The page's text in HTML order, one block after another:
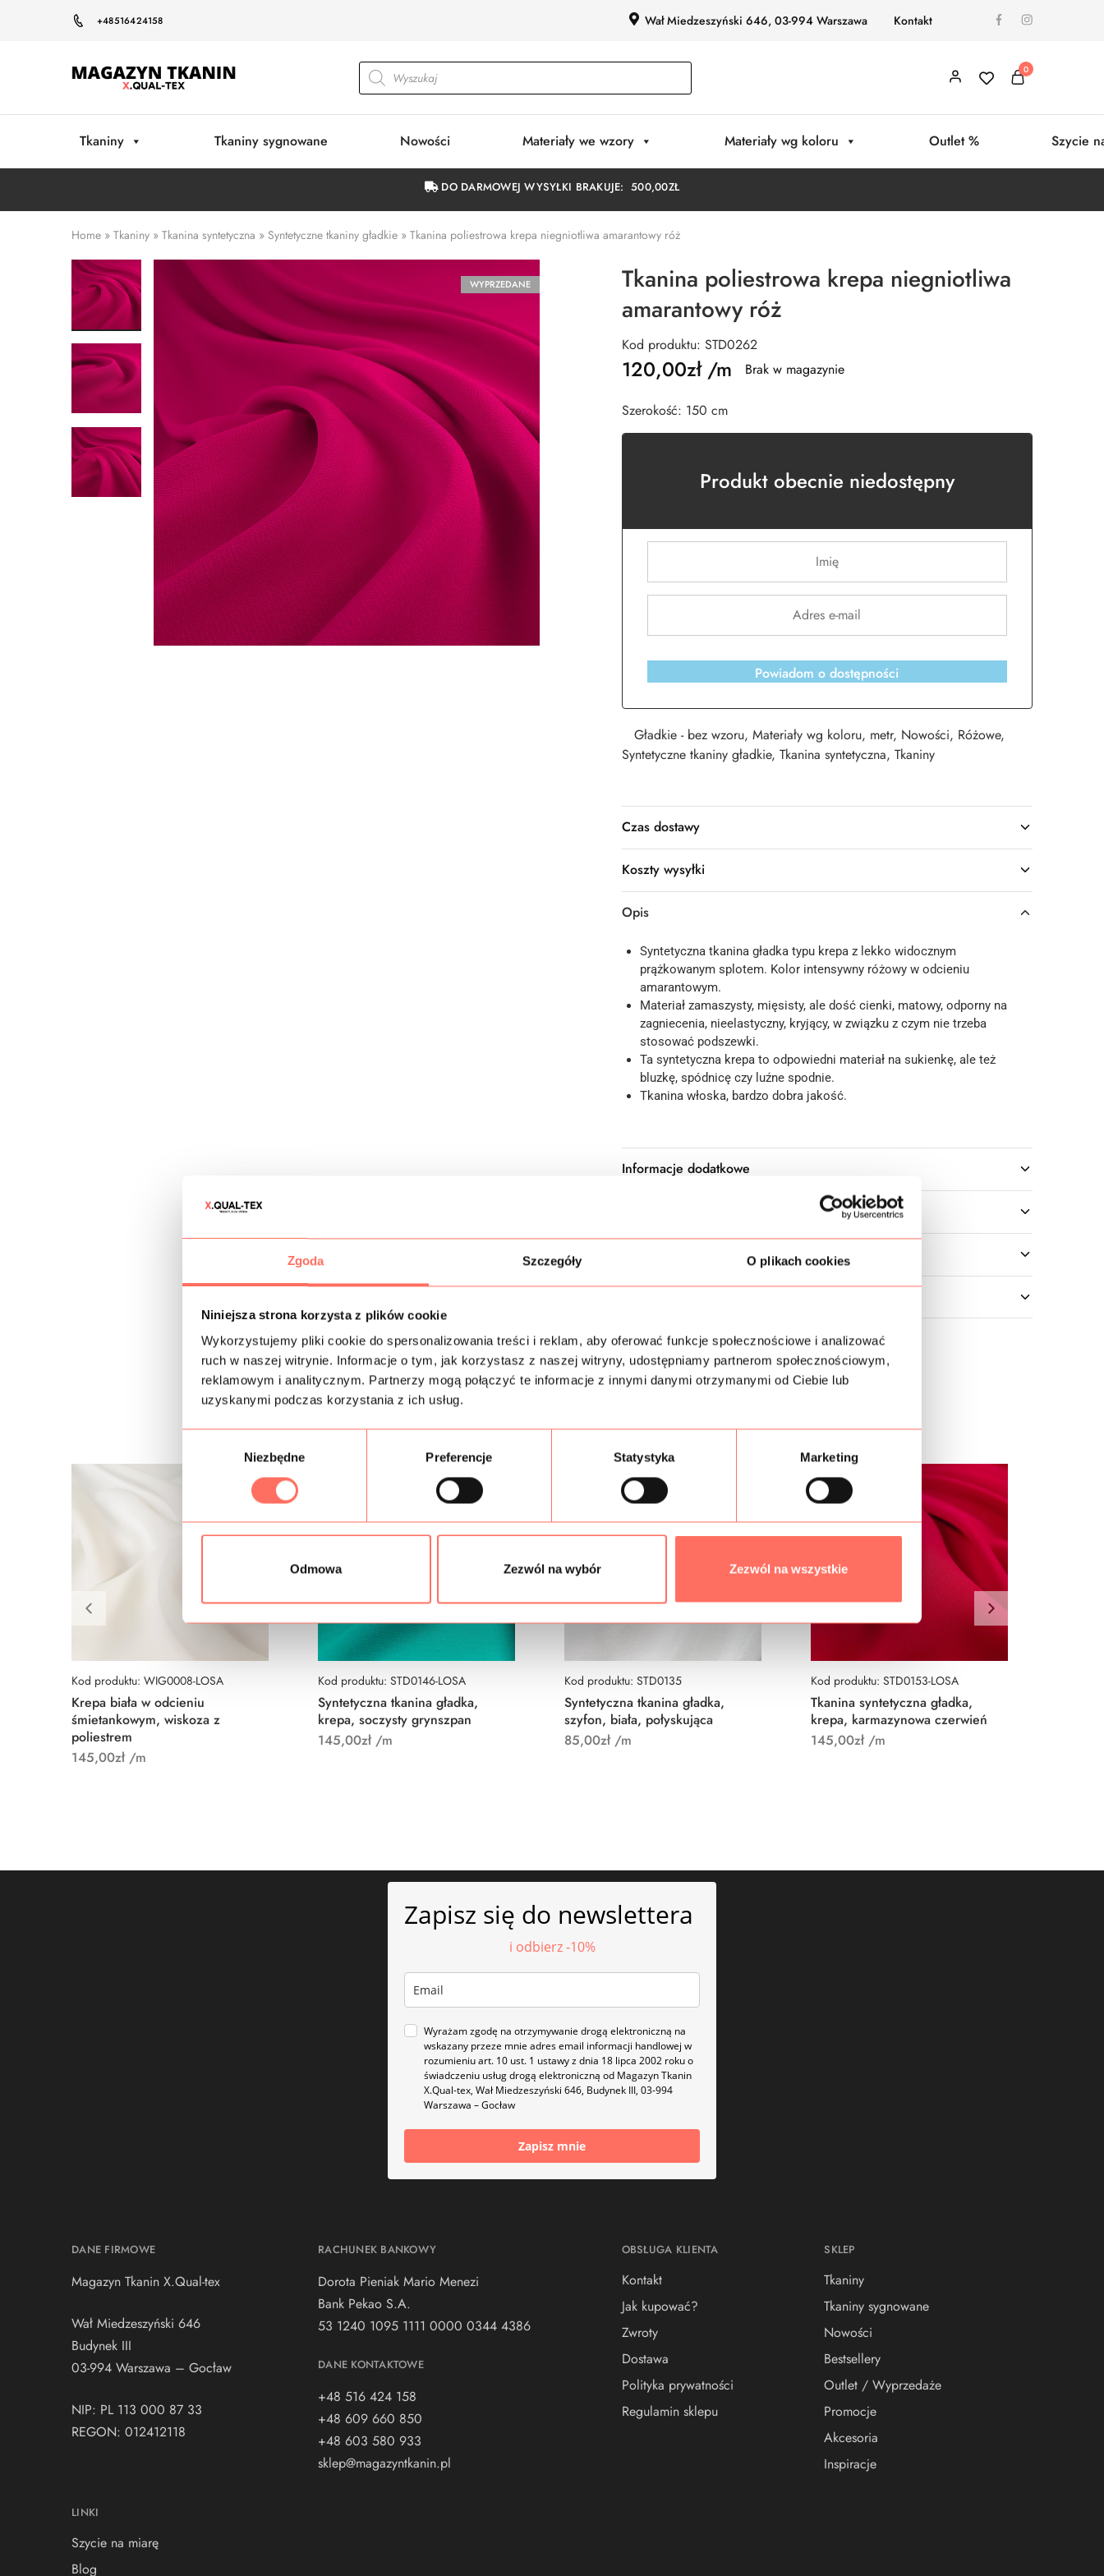
Zgoda Szczegóły O plikach cookies
Niniejsza strona korzysta z plików cookie
Wykorzystujemy pliki cookie do spersonalizowania treści i reklam, aby oferować funkcje społecznościowe i analizować
ruch w naszej witrynie. Informacje o tym, jak korzystasz z naszej witryny, udostępniamy partnerom społecznościowym,
reklamowym i analitycznym. Partnerzy mogą połączyć te informacje z innymi danymi otrzymanymi od Ciebie lub
uzyskanymi podczas korzystania z ich usług.
Niezbędne Preferencje Statystyka Marketing
Odmowa Zezwól na wybór Zezwól na wszystkie
+48516424158 Wał Miedzeszyński 646, 03-994 Warszawa Kontakt
Magazyn
0
Tkaniny Tkaniny sygnowane Nowości Materiały we wzory Materiały wg koloru Outlet % Szycie
DO DARMOWEJ WYSYŁKI BRAKUJE:500,00ZŁ
Home » Tkaniny » Tkanina syntetyczna » Syntetyczne tkaniny gładkie » Tkanina poliestrowa krepa niegniotliwa amarantowy róż
WYPRZEDANE
Tkanina poliestrowa krepa niegniotliwa
amarantowy róż
Kod produktu: STD0262
120,00zł/m Brak w magazynie
Szerokość: 150 cm
Produkt obecnie niedostępny
Powiadom o dostępności
Gładkie - bez wzoru, Materiały wg koloru, metr, Nowości, Różowe,
Syntetyczne tkaniny gładkie, Tkanina syntetyczna, Tkaniny
Czas dostawy
Koszty wysyłki
Opis
Syntetyczna tkanina gładka typu krepa z lekko widocznym
prążkowanym splotem. Kolor intensywny różowy w odcieniu
amarantowym.
Materiał zamaszysty, mięsisty, ale dość cienki, matowy, odporny na
zagniecenia, nieelastyczny, kryjący, w związku z czym nie trzeba
stosować podszewki.
Ta syntetyczna krepa to odpowiedni materiał na sukienkę, ale też
bluzkę, spódnicę czy luźne spodnie.
Tkanina włoska, bardzo dobra jakość.
Informacje dodatkowe
Podobne produkty
Kod produktu: WIG0008-LOSA
Krepa biała w odcieniu
śmietankowym, wiskoza z
poliestrem
145,00zł/m
Kod produktu: STD0146-LOSA
Syntetyczna tkanina gładka,
krepa, soczysty grynszpan
145,00zł/m
Kod produktu: STD0135
Syntetyczna tkanina gładka,
szyfon, biała, połyskująca
85,00zł/m
Kod produktu: STD0153-LOSA
Tkanina syntetyczna gładka,
krepa, karmazynowa czerwień
145,00zł/m
Zapisz się do newslettera
i odbierz -10%
Wyrażam zgodę na otrzymywanie drogą elektroniczną na
wskazany przeze mnie adres email informacji handlowej w
rozumieniu art. 10 ust. 1 ustawy z dnia 18 lipca 2002 roku o
świadczeniu usług drogą elektroniczną od Magazyn Tkanin
X.Qual-tex, Wał Miedzeszyński 646, Budynek III, 03-994
Warszawa – Gocław
Zapisz mnie
DANE FIRMOWE
Magazyn Tkanin X.Qual-tex
Wał Miedzeszyński 646
Budynek III
03-994 Warszawa – Gocław
NIP: PL 113 000 87 33
REGON: 012412118
LINKI
Szycie na miarę
Blog
RACHUNEK BANKOWY
Dorota Pieniak Mario Menezi
Bank Pekao S.A.
53 1240 1095 1111 0000 0344 4386
DANE KONTAKTOWE
+48 516 424 158
+48 609 660 850
+48 603 580 933
sklep@magazyntkanin.pl
OBSŁUGA KLIENTA
Kontakt
Jak kupować?
Zwroty
Dostawa
Polityka prywatności
Regulamin sklepu
SKLEP
Tkaniny
Tkaniny sygnowane
Nowości
Bestsellery
Outlet / Wyprzedaże
Promocje
Akcesoria
Inspiracje